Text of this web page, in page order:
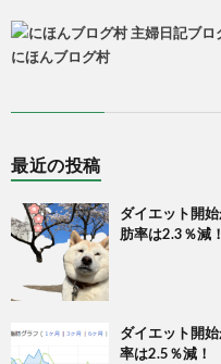
にほんブログ村
最近の投稿
ダイエット開
肪率は2.3％減！
ダイエット開
率は2.5％減！